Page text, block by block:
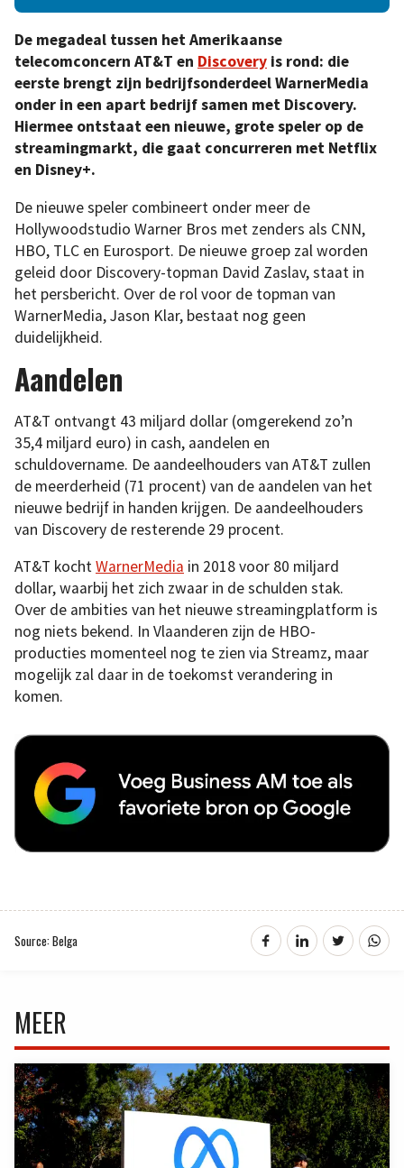
De megadeal tussen het Amerikaanse
telecomconcern AT&T en Discovery is rond: die
eerste brengt zijn bedrijfsonderdeel WarnerMedia
onder in een apart bedrijf samen met Discovery.
Hiermee ontstaat een nieuwe, grote speler op de
streamingmarkt, die gaat concurreren met Netflix
en Disney+.
De nieuwe speler combineert onder meer de
Hollywoodstudio Warner Bros met zenders als CNN,
HBO, TLC en Eurosport. De nieuwe groep zal worden
geleid door Discovery-topman David Zaslav, staat in
het persbericht. Over de rol voor de topman van
WarnerMedia, Jason Klar, bestaat nog geen
duidelijkheid.
Aandelen
AT&T ontvangt 43 miljard dollar (omgerekend zo’n
35,4 miljard euro) in cash, aandelen en
schuldovername. De aandeelhouders van AT&T zullen
de meerderheid (71 procent) van de aandelen van het
nieuwe bedrijf in handen krijgen. De aandeelhouders
van Discovery de resterende 29 procent.
AT&T kochtWarnerMedia in 2018 voor 80 miljard
dollar, waarbij het zich zwaar in de schulden stak.
Over de ambities van het nieuwe streamingplatform is
nog niets bekend. In Vlaanderen zijn de HBO-
producties momenteel nog te zien via Streamz, maar
mogelijk zal daar in de toekomst verandering in
komen.
Source: Belga
MEER